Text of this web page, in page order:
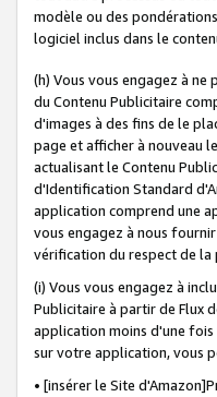
modèle ou des
logiciel inclus dans le
(h) Vous vous engagez à
du Contenu Publicitaire
d'images à des fins de le
page et afficher à nouveau
actualisant le Contenu
d'Identification Standard
application comprend une
vous engagez à nous
vérification du respect de la
(i) Vous vous engagez à
Publicitaire à partir de Flux
application moins d'une
sur votre application, vous
• [insérer le Site